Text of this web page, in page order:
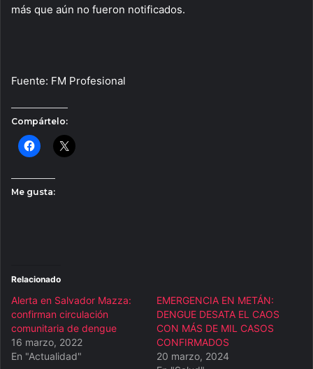
más que aún no fueron notificados.
Fuente: FM Profesional
Compártelo:
Me gusta:
Relacionado
Alerta en Salvador Mazza:
confirman circulación
comunitaria de dengue
16 marzo, 2022
En "Actualidad"
EMERGENCIA EN METÁN:
DENGUE DESATA EL CAOS
CON MÁS DE MIL CASOS
CONFIRMADOS
20 marzo, 2024